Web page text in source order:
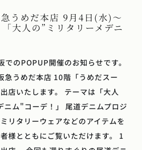
うめだ本店 9月4日(水)～
大人の”ミリタリーメデニ
でのPOPUP開催のお知らせです。
急うめだ本店 10階「うめだスー
店いたします。 テーマは「大人
ニム"コーデ！」 尾道デニムプロジ
リタリーウェアなどのアイテムを
様とともにご覧いただけます。 1